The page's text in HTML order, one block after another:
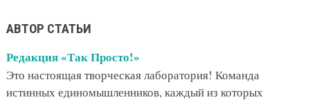
АВТОР СТАТЬИ
Редакция «Так Просто!»
Это настоящая творческая лаборатория! Команда
истинных единомышленников, каждый из которых